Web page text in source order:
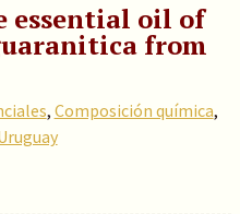
essential oil of
from
, Composición química,